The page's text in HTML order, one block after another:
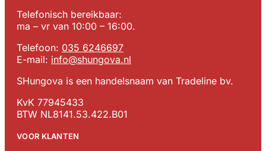
Telefonisch bereikbaar:
ma – vr van 10:00 – 16:00.
Telefoon: 035 6246697
E-mail: info@shungova.nl
SHungova is een handelsnaam van Tradeline bv.
KvK 77945433
BTW NL8141.53.422.B01
VOOR KLANTEN